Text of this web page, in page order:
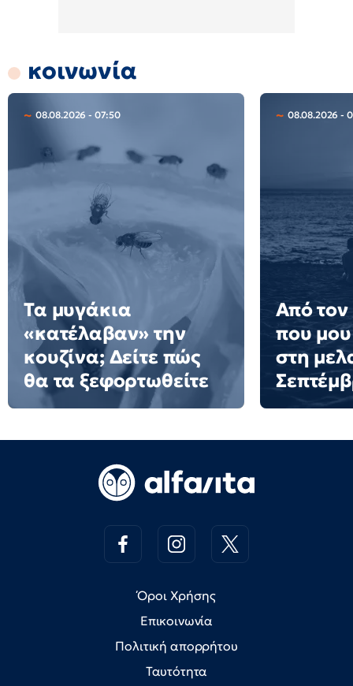
κοινωνία
08.08.2026 - 07:50
Τα μυγάκια
«κατέλαβαν» την
κουζίνα; Δείτε πώς
θα τα ξεφορτωθείτε
08.08.2026 -
Από
που
στη
Όροι Χρήσης
Επικοινωνία
Πολιτική απορρήτου
Ταυτότητα